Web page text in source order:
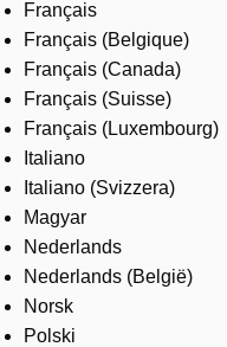
Français
Français (Belgique)
Français (Canada)
Français (Suisse)
Français (Luxembourg)
Italiano
Italiano (Svizzera)
Magyar
Nederlands
Nederlands (België)
Norsk
Polski